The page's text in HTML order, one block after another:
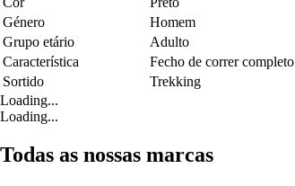
Género
Homem
Grupo etário
Adulto
Característica
Fecho de correr completo
Sortido
Trekking
Loading...
Loading...
Todas as nossas marcas